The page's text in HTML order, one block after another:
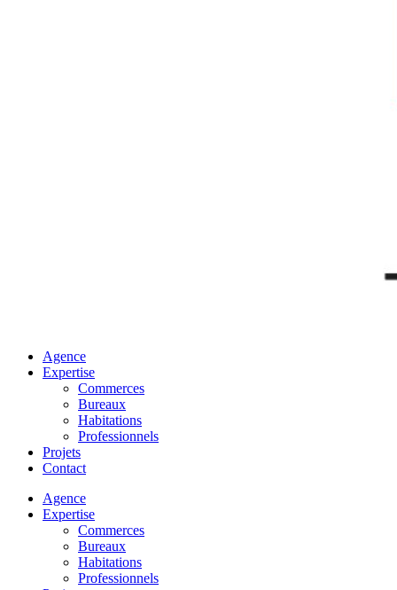
Agence
Expertise
Commerces
Bureaux
Habitations
Professionnels
Projets
Contact
Agence
Expertise
Commerces
Bureaux
Habitations
Professionnels